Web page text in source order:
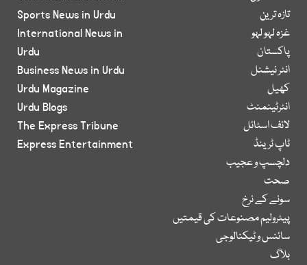
تازہ ترین
غزہ لہو لہو
پاکستان
انٹر نیشنل
کھیل
انٹرٹینمنٹ
لائف اسٹائل
ٹاپ ٹرینڈ
دلچسپ و عجیب
صحت
سونے کے نرخ
پیٹرولیم مصنوعات کی قیمتیں
سائنس و ٹیکنالوجی
بلاگ
Sports News in Urdu
International News in
Urdu
Business News in Urdu
Urdu Magazine
Urdu Blogs
The Express Tribune
Express Entertainment